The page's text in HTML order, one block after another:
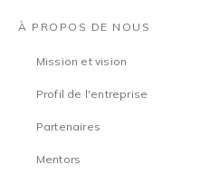
À PROPOS DE NOUS
Mission et vision
Profil de l'entreprise
Partenaires
Mentors